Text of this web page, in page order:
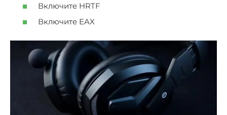
Включите HRTF
Включите EAX